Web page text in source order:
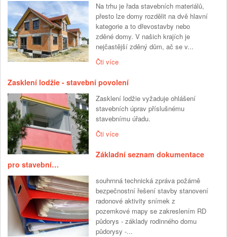
Na trhu je řada stavebních materiálů,
přesto lze domy rozdělit na dvě hlavní
kategorie a to dřevostavby nebo
zděné domy. V našich krajích je
nejčastější zděný dům, ač se v...
Čti více
Zasklení lodžie - stavební povolení
Zasklení lodžie vyžaduje ohlášení
stavebních úprav příslušnému
stavebnímu úřadu.
Čti více
Základní seznam dokumentace
pro stavební…
souhrnná technická zpráva požárně
bezpečnostní řešení stavby stanovení
radonové aktivity snímek z
pozemkové mapy se zakreslením RD
půdorys - základy rodinného domu
půdorysy -...